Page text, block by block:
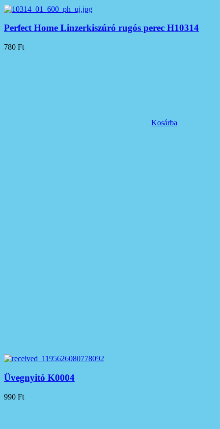
Perfect Home Linzerkiszúró rugós perec H10314
780 Ft
Kosárba
Üvegnyitó K0004
990 Ft